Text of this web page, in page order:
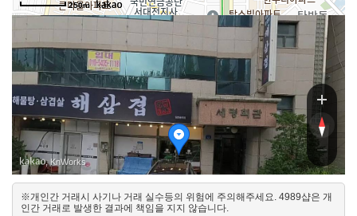
250m
계룡로491번
룡로491번길
북
, KnWorks
※개인간 거래시 사기나 거래 실수등의 위험에 주의해주세요. 4989샵은 개
인간 거래로 발생한 결과에 책임을 지지 않습니다.